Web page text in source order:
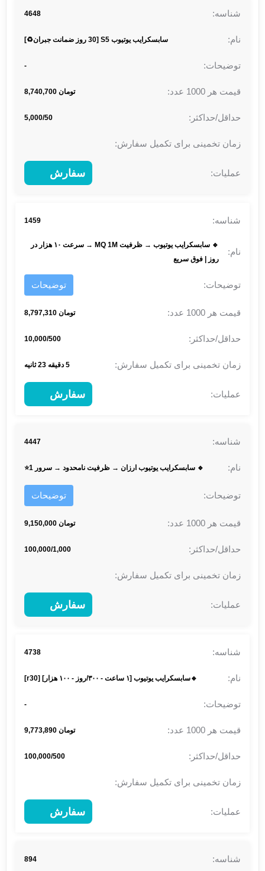
4648
سابسکرایب یوتیوب S5 [30 روز ضمانت جبران♻️]
-
تومان 8,740,700
5,000/50
سفارش
1459
🔹 سابسکرایب یوتیوب → ظرفیت MQ 1M → سرعت ۱۰ هزار در
روز | فوق سریع
توضیحات
تومان 8,797,310
10,000/500
5 دقیقه 23 ثانیه
سفارش
4447
🔹 سابسکرایب یوتیوب ارزان → ظرفیت نامحدود → سرور 1⭐
توضیحات
تومان 9,150,000
100,000/1,000
سفارش
4738
🔹سابسکرایب یوتیوب [۱ ساعت - ۳۰۰/روز - ۱۰۰ هزار] [r30]
-
تومان 9,773,890
100,000/500
سفارش
894